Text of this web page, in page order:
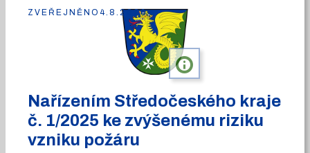
info
Nařízením Středočeského kraje
č. 1/2025 ke zvýšenému riziku
vzniku požáru
ZVEŘEJNĚNO 4.8.2026